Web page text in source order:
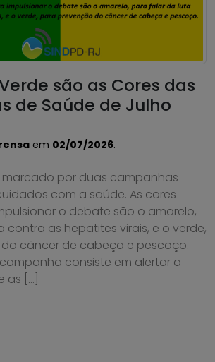
são as Cores das
de Saúde de Julho
em 02/07/2026.
marcado por duas campanhas
com a saúde. As cores
o debate são o amarelo,
contra as hepatites virais, e o verde,
câncer de cabeça e pescoço.
consiste em alertar a
as […]